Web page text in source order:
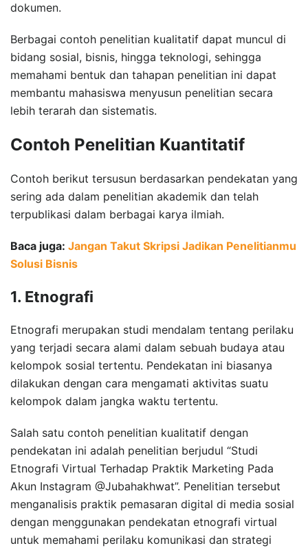
dokumen.
Berbagai contoh penelitian kualitatif dapat muncul di
bidang sosial, bisnis, hingga teknologi, sehingga
memahami bentuk dan tahapan penelitian ini dapat
membantu mahasiswa menyusun penelitian secara
lebih terarah dan sistematis.
Contoh Penelitian Kuantitatif
Contoh berikut tersusun berdasarkan pendekatan yang
sering ada dalam penelitian akademik dan telah
terpublikasi dalam berbagai karya ilmiah.
Baca juga: Jangan Takut Skripsi Jadikan Penelitianmu
Solusi Bisnis
1. Etnografi
Etnografi merupakan studi mendalam tentang perilaku
yang terjadi secara alami dalam sebuah budaya atau
kelompok sosial tertentu. Pendekatan ini biasanya
dilakukan dengan cara mengamati aktivitas suatu
kelompok dalam jangka waktu tertentu.
Salah satu contoh penelitian kualitatif dengan
pendekatan ini adalah penelitian berjudul “Studi
Etnografi Virtual Terhadap Praktik Marketing Pada
Akun Instagram @Jubahakhwat”. Penelitian tersebut
menganalisis praktik pemasaran digital di media sosial
dengan menggunakan pendekatan etnografi virtual
untuk memahami perilaku komunikasi dan strategi